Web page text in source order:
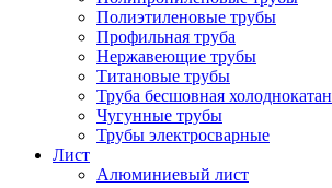
Полиэтиленовые трубы
Профильная труба
Нержавеющие трубы
Титановые трубы
Труба бесшовная
Чугунные трубы
Трубы электросварные
Лист
Алюминиевый лист